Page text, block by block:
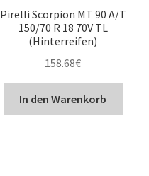
Pirelli Scorpion MT 90 A/T
150/70 R 18 70V TL
(Hinterreifen)
158.68€
In den Warenkorb